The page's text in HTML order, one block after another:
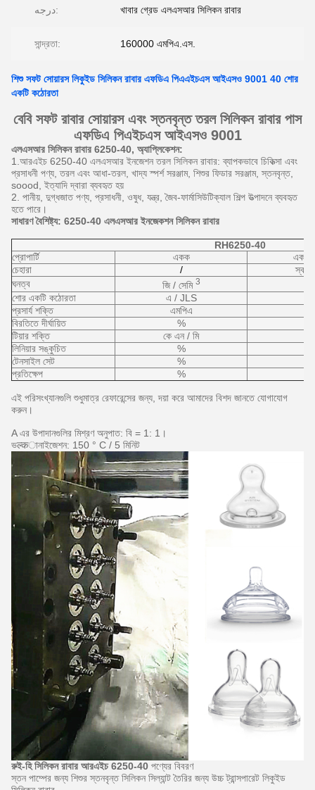
درجه: খাবার গ্রেড এলএসআর সিলিকন রাবার
সান্দ্রতা: 160000 এমপিএ.এস.
শিশু সফট সোয়ারস লিকুইড সিলিকন রাবার এফডিএ পিএএইচএস আইএসও 9001 40 শোর
একটি কঠোরতা
বেবি সফট রাবার সোয়ারস এবং স্তনবৃন্ত তরল সিলিকন রাবার পাস
এফডিএ পিএইচএস আইএসও 9001
এলএসআর সিলিকন রাবার 6250-40, অ্যাপ্লিকেশন:
1.আরএইচ 6250-40 এলএসআর ইনজেশন তরল সিলিকন রাবার: ব্যাপকভাবে চিকিত্সা এবং
প্রসাধনী পণ্য, তরল এবং আধা-তরল, খাদ্য স্পর্শ সরঞ্জাম, শিশুর ফিডার সরঞ্জাম, স্তনবৃন্ত,
soood, ইত্যাদি দ্বারা ব্যবহৃত হয়
2. পানীয়, দুগ্ধজাত পণ্য, প্রসাধনী, ওষুধ, যন্ত্র, জৈব-ফার্মাসিউটিক্যাল শিল্প উত্পাদনে ব্যবহৃত
হতে পারে।
সাধারণ বৈশিষ্ট্য: 6250-40 এলএসআর ইনজেকশন সিলিকন রাবার
RH6250-40
প্রোপার্টি
একক
একজন
চেহারা
/
স্বচ্ছ
ঘনত্ব
জি / সেমি 3
শোর একটি কঠোরতা
এ / JLS
প্রসার্য শক্তি
এমপিএ
বিরতিতে দীর্ঘায়িত
%
টিয়ার শক্তি
কে এন / মি
লিনিয়ার সঙ্কুচিত
%
টেনসাইল সেট
%
প্রতিক্ষেপ
%
এই পরিসংখ্যানগুলি শুধুমাত্র রেফারেন্সের জন্য, দয়া করে আমাদের বিশদ জানতে যোগাযোগ
করুন।
A এর উপাদানগুলির মিশ্রণ অনুপাত: বি = 1: 1।
ভल्कানাইজেশন: 150 ° C / 5 মিনিট
রুই-হি সিলিকন রাবার আরএইচ 6250-40 পণ্যের বিবরণ
স্তন পাম্পের জন্য শিশুর স্তনবৃন্ত সিলিকন সিল্যান্ট তৈরির জন্য উচ্চ ট্রান্সপারেট লিকুইড